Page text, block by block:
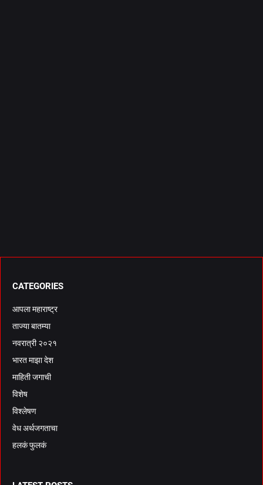
CATEGORIES
आपला महाराष्ट्र
ताज्या बातम्या
नवरात्री २०२१
भारत माझा देश
माहिती जगाची
विशेष
विश्लेषण
वेध अर्थजगताचा
हलकं फुलकं